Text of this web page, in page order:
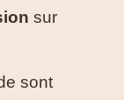
sur
sont